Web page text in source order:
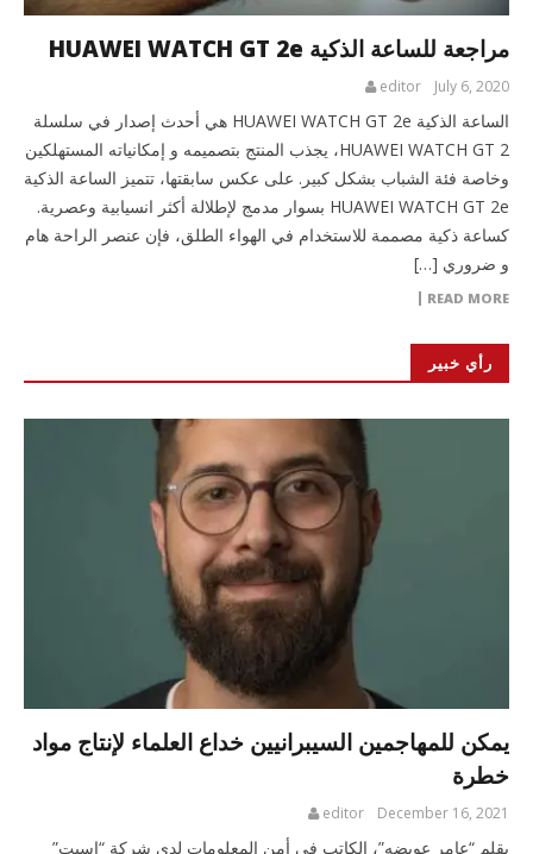
مراجعة للساعة الذكية HUAWEI WATCH GT 2e
July 6, 2020
editor
الساعة الذكية HUAWEI WATCH GT 2e هي أحدث إصدار في سلسلة
HUAWEI WATCH GT 2، يجذب المنتج بتصميمه و إمكانياته المستهلكين
وخاصة فئة الشباب بشكل كبير. على عكس سابقتها، تتميز الساعة الذكية
HUAWEI WATCH GT 2e بسوار مدمج لإطلالة أكثر انسيابية وعصرية.
كساعة ذكية مصممة للاستخدام في الهواء الطلق، فإن عنصر الراحة هام
و ضروري […]
READ MORE
رأي خبير
يمكن للمهاجمين السيبرانيين خداع العلماء لإنتاج مواد
خطرة
December 16, 2021
editor
بقلم “عامر عويضه”، الكاتب في أمن المعلومات لدى شركة “إسيت”